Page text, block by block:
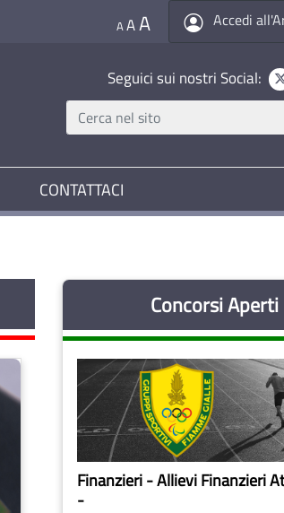
Accedi
AAA
Seguici sui nostri Social:
CONTATTACI
Concorsi Aperti
Finanzieri - Allievi Finanzieri
-